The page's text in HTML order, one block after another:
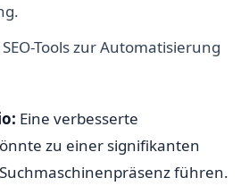
Tools zur Automatisierung
Eine verbesserte
zu einer signifikanten
führen.